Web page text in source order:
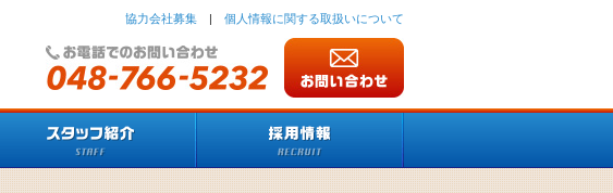
協力会社募集 | 個人情報に関する取扱いについて